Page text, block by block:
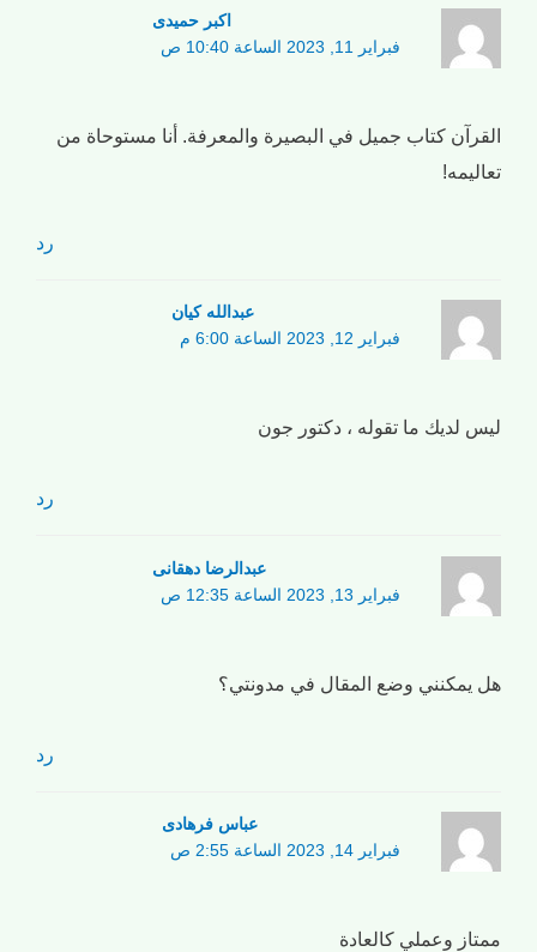
اکبر حمیدی
فبراير 11, 2023 الساعة 10:40 ص
القرآن كتاب جميل في البصيرة والمعرفة. أنا مستوحاة من
تعاليمه!
رد
عبدالله کیان
فبراير 12, 2023 الساعة 6:00 م
ليس لديك ما تقوله ، دكتور جون
رد
عبدالرضا دهقانی
فبراير 13, 2023 الساعة 12:35 ص
هل يمكنني وضع المقال في مدونتي؟
رد
عباس فرهادی
فبراير 14, 2023 الساعة 2:55 ص
ممتاز وعملي كالعادة